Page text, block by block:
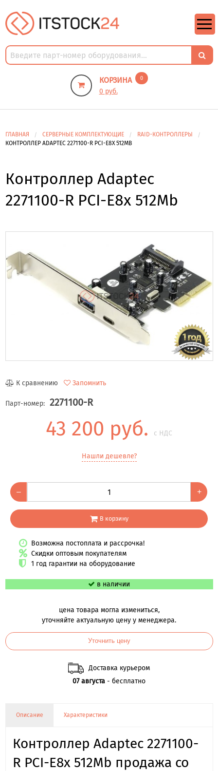
КОРЗИНА 0
0 руб.
ГЛАВНАЯ СЕРВЕРНЫЕ КОМПЛЕКТУЮЩИЕ
RAID-КОНТРОЛЛЕРЫ
КОНТРОЛЛЕР ADAPTEC 2271100-R PCI-E8X 512MB
Контроллер Adaptec
2271100-R PCI-E8x 512Mb
К сравнению Запомнить
Парт-номер: 2271100-R
43 200 руб. с НДС
Нашли дешевле?
– +
В корзину
Возможна постоплата и рассрочка!
Скидки оптовым покупателям
1 год гарантии на оборудование
в наличии
цена товара могла измениться,
уточняйте актуальную цену у менеджера.
Уточнить цену
Доставка курьером
07 августа - бесплатно
Описание Характеристики
Контроллер Adaptec 2271100-
R PCI-E8x 512Mb продажа со